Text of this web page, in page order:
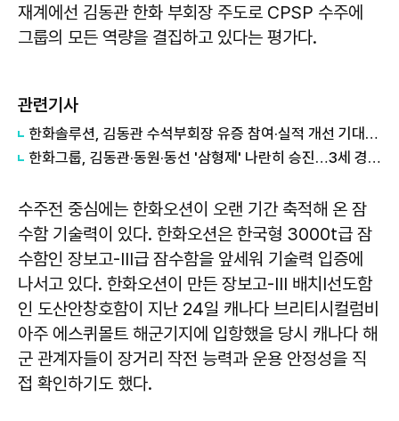
재계에선 김동관 한화 부회장 주도로 CPSP 수주에
그룹의 모든 역량을 결집하고 있다는 평가다.
관련기사
한화솔루션, 김동관 수석부회장 유증 참여·실적 개선 기대에 16% 강세
한화그룹, 김동관·동원·동선 '삼형제' 나란히 승진…3세 경영체제 강화
수주전 중심에는 한화오션이 오랜 기간 축적해 온 잠
수함 기술력이 있다. 한화오션은 한국형 3000t급 잠
수함인 장보고-Ⅲ급 잠수함을 앞세워 기술력 입증에
나서고 있다. 한화오션이 만든 장보고-Ⅲ 배치Ⅰ선도함
인 도산안창호함이 지난 24일 캐나다 브리티시컬럼비
아주 에스퀴몰트 해군기지에 입항했을 당시 캐나다 해
군 관계자들이 장거리 작전 능력과 운용 안정성을 직
접 확인하기도 했다.